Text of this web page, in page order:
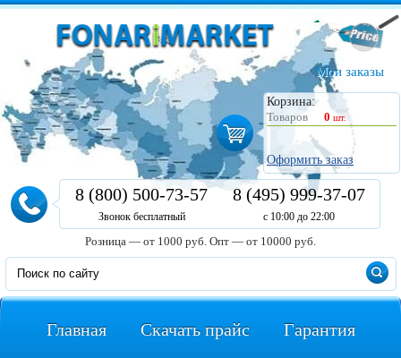
Мои заказы
Корзина:
Товаров
0 шт.
Оформить заказ
8 (800) 500-73-57
Звонок бесплатный
8 (495) 999-37-07
с 10:00 до 22:00
Розница — от 1000 руб. Опт — от 10000 руб.
Главная Скачать прайс Гарантия